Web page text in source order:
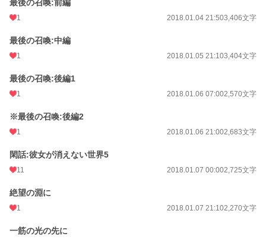
最後の召喚:前編
1 2018.01.04 21:503,406文字
最後の召喚:中編
1 2018.01.05 21:103,404文字
最後の召喚:後編1
1 2018.01.06 07:002,570文字
※最後の召喚:後編2
1 2018.01.06 21:002,683文字
閑話:彼女が消えない世界5
11 2018.01.07 00:002,725文字
絶望の淵に
1 2018.01.07 21:102,270文字
一筋の光の先に